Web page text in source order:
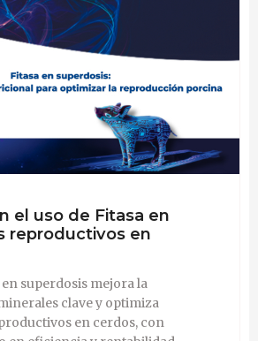
el uso de Fitasa en
reproductivos en
en superdosis mejora la
clave y optimiza
en cerdos, con